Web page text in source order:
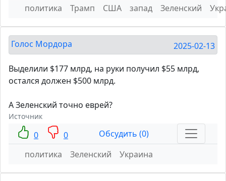
политика
Трамп США запад Зеленский
Голос Мордора 2025-02-13
Выделили $177 млрд, на руки получил $55 млрд,
остался должен $500 млрд.
А Зеленский точно еврей?
Источник
0 0
Обсудить (0)
политика
Зеленский Украина